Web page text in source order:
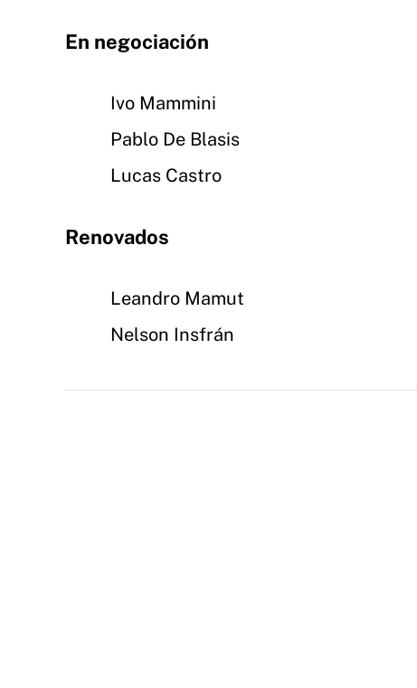
En negociación
Ivo Mammini
Pablo De Blasis
Lucas Castro
Renovados
Leandro Mamut
Nelson Insfrán